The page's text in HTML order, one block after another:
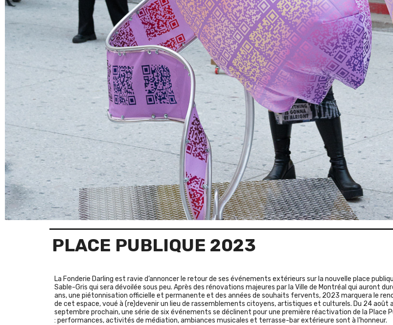
PLACE PUBLIQUE 2023
La Fonderie Darling est ravie d’annoncer le retour de ses événements extérieurs sur la nouvelle place
Sable-Gris qui sera dévoilée sous peu. Après des rénovations majeures par la Ville de Montréal qui auront
ans, une piétonnisation officielle et permanente et des années de souhaits fervents, 2023 marquera le
de cet espace, voué à (re)devenir un lieu de rassemblements citoyens, artistiques et culturels. Du 24 août
septembre prochain, une série de six événements se déclinent pour une première réactivation de la Place
: performances, activités de médiation, ambiances musicales et terrasse-bar extérieure sont à l’honneur.